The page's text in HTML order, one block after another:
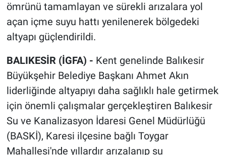
ömrünü tamamlayan ve sürekli arızalara yol
açan içme suyu hattı yenilenerek bölgedeki
altyapı güçlendirildi.
BALIKESİR (İGFA) - Kent genelinde Balıkesir
Büyükşehir Belediye Başkanı Ahmet Akın
liderliğinde altyapıyı daha sağlıklı hale getirmek
için önemli çalışmalar gerçekleştiren Balıkesir
Su ve Kanalizasyon İdaresi Genel Müdürlüğü
(BASKİ), Karesi ilçesine bağlı Toygar
Mahallesi'nde yıllardır arızalanıp su